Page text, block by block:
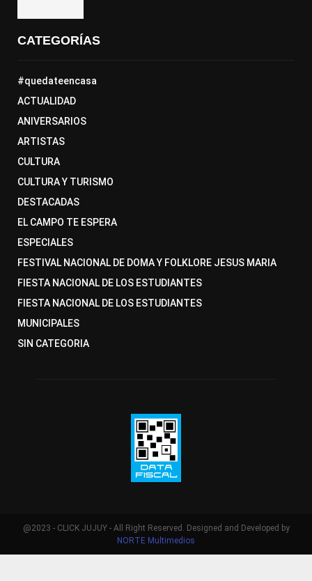
CATEGORÍAS
#quedateencasa
ACTUALIDAD
ANIVERSARIOS
ARTISTAS
CULTURA
CULTURA Y TURISMO
DESTACADAS
EL CAMPO TE ESPERA
ESPECIALES
FESTIVAL NACIONAL DE DOMA Y FOLKLORE JESUS MARIA
FIESTA NACIONAL DE LOS ESTUDIANTES
FIESTA NACIONAL DE LOS ESTUDIANTES
MUNICIPALES
SIN CATEGORIA
@2023 - CLICK JUJUY - All Right Reserved. Designed and Developed by
NORTE Multimedios